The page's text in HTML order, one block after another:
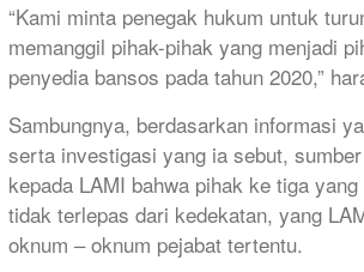
“Kami minta penegak hukum untuk
memanggil pihak-pihak yang menjadi
penyedia bansos pada tahun 2020,”
Sambungnya, berdasarkan informasi
serta investigasi yang ia sebut,
kepada LAMI bahwa pihak ke tiga
tidak terlepas dari kedekatan, yang
oknum – oknum pejabat tertentu.